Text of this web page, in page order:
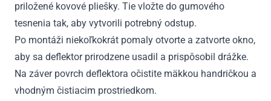
priložené kovové pliešky. Tie vložte do gumového
tesnenia tak, aby vytvorili potrebný odstup.
Po montáži niekoľkokrát pomaly otvorte a zatvorte okno,
aby sa deflektor prirodzene usadil a prispôsobil drážke.
Na záver povrch deflektora očistite mäkkou handričkou a
vhodným čistiacim prostriedkom.